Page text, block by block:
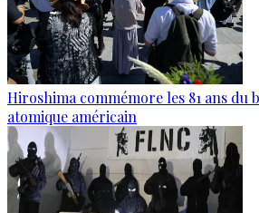
Hiroshima commémore les 81 ans du
atomique américain